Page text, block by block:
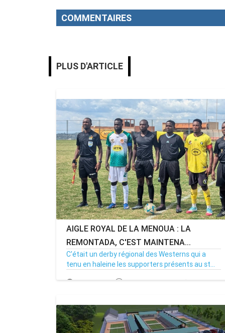
COMMENTAIRES
PLUS D'ARTICLE
AIGLE ROYAL DE LA MENOUA : LA
REMONTADA, C'EST MAINTENA...
C'était un derby régional des Westerns qui a
tenu en haleine les supporters présents au st...
20/04/26 Par MenouActu 0